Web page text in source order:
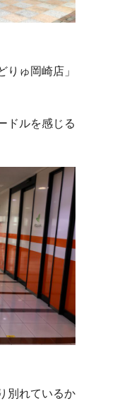
ゅ岡崎店」
ドルを感じる
別れているか